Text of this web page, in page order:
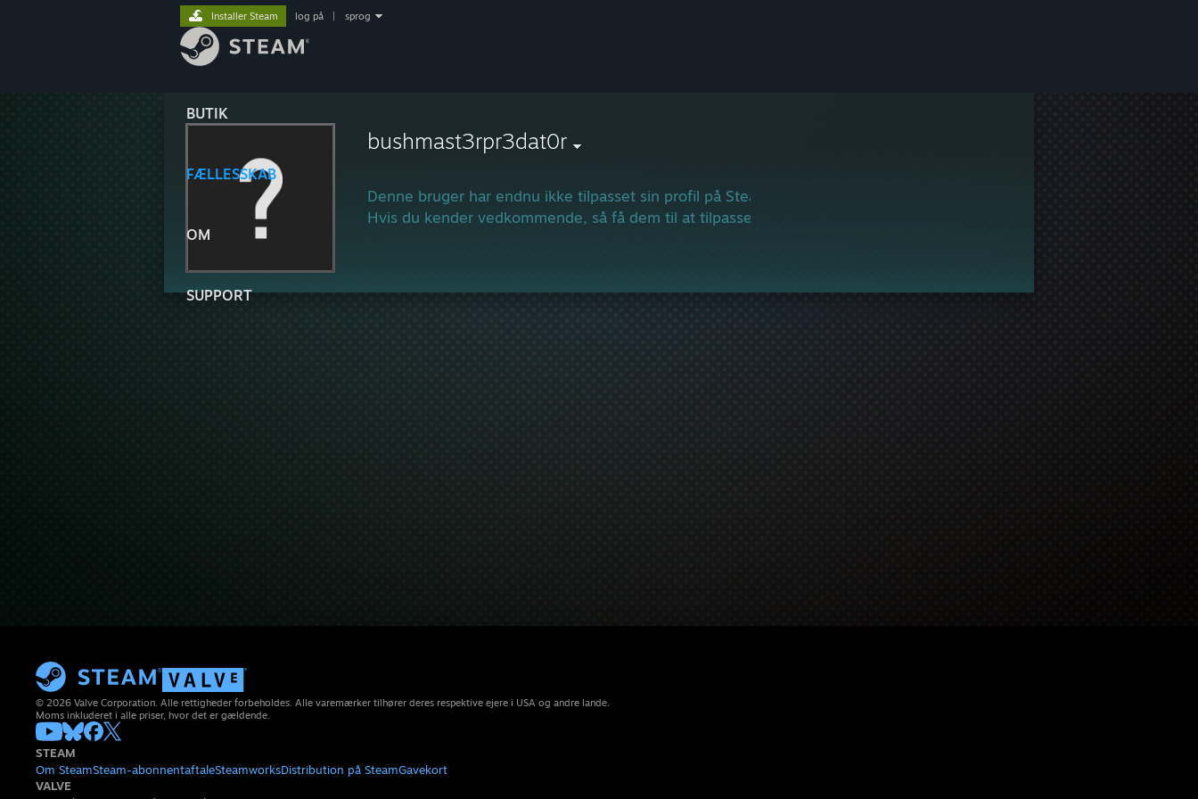
BUTIK
FÆLLESSKAB
OM
SUPPORT
Installer Steam log på sprog
bushmast3rpr3dat0r
Denne bruger har endnu ikke tilpasset sin profil på Steam-fællesskabet.
Hvis du kender vedkommende, så få dem til at tilpasse deres profil og deltage i spilfællesskabet!
© 2026 Valve Corporation. Alle rettigheder forbeholdes. Alle varemærker tilhører deres respektive ejere i USA og andre lande.
Moms inkluderet i alle priser, hvor det er gældende.
STEAM
Om SteamSteam-abonnentaftaleSteamworksDistribution på SteamGavekort
VALVE